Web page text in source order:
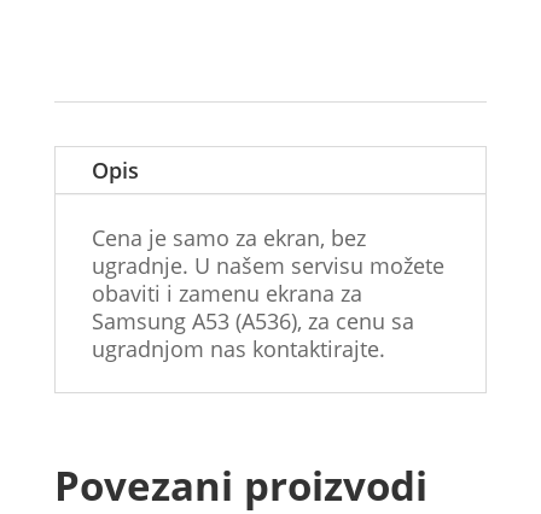
količina
Opis
Cena je samo za ekran, bez
ugradnje. U našem servisu možete
obaviti i zamenu ekrana za
Samsung A53 (A536), za cenu sa
ugradnjom nas kontaktirajte.
Povezani proizvodi